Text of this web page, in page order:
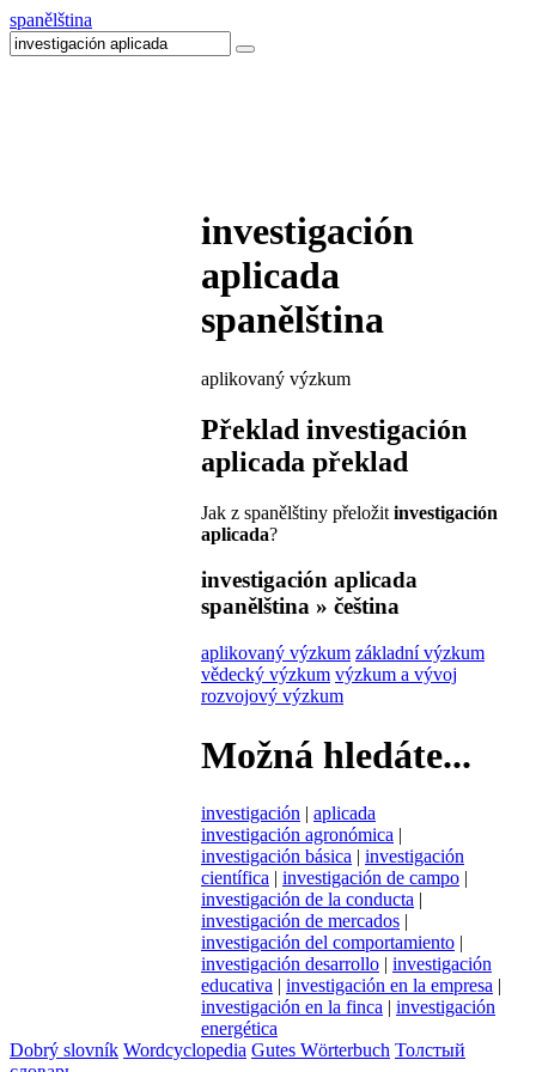
spanělština
investigación
aplicada
spanělština
aplikovaný výzkum
Překlad investigación
aplicada překlad
Jak z spanělštiny přeložit investigación
aplicada?
investigación aplicada
spanělština » čeština
aplikovaný výzkum základní výzkum
vědecký výzkum výzkum a vývoj
rozvojový výzkum
Možná hledáte...
investigación | aplicada
investigación agronómica |
investigación básica | investigación
científica | investigación de campo |
investigación de la conducta |
investigación de mercados |
investigación del comportamiento |
investigación desarrollo | investigación
educativa | investigación en la empresa |
investigación en la finca | investigación
energética
Dobrý slovník Wordcyclopedia Gutes Wörterbuch Толстый